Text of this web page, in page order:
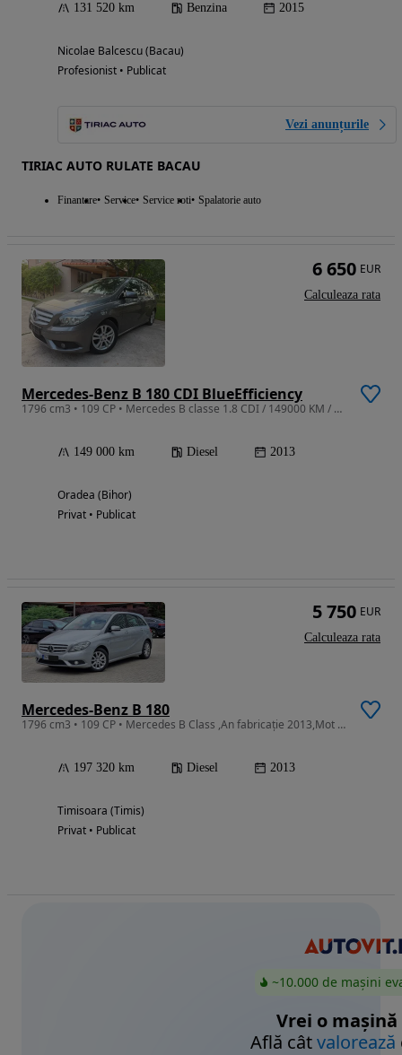
131 520 km Benzina 2015
Nicolae Balcescu (Bacau)
Profesionist • Publicat
Vezi anunțurile
TIRIAC AUTO RULATE BACAU
Finantare Service Service roti Spalatorie auto
Mercedes-Benz B 180 CDI BlueEfficiency
1796 cm3 • 109 CP • Mercedes B classe 1.8 CDI / 149000 KM / 2013
149 000 km Diesel 2013
Oradea (Bihor)
Privat • Publicat
6 650 EUR
Calculeaza rata
Mercedes-Benz B 180
1796 cm3 • 109 CP • Mercedes B Class ,An fabricație 2013,Mot 1.8 CDI,Golf 7,Golf 6,A Class
197 320 km Diesel 2013
Timisoara (Timis)
Privat • Publicat
5 750 EUR
Calculeaza rata
~10.000 de mașini
Vrei o mașină
Află câtvalorează